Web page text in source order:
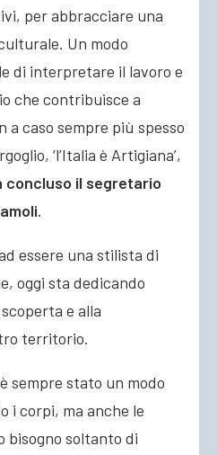
per abbracciare una
Un modo
di interpretare il lavoro e
che contribuisce a
a caso sempre più spesso
‘l’Italia è Artigiana’,
concluso il segretario
.
essere una stilista di
oggi sta dedicando
e alla
territorio.
sempre stato un modo
i corpi, ma anche le
bisogno soltanto di